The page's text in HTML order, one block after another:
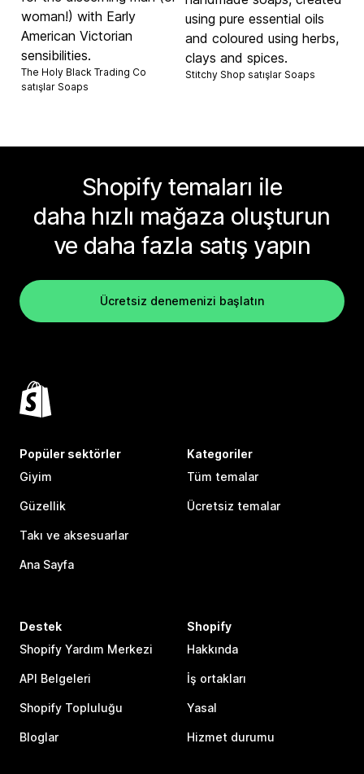
woman!) with Early
American Victorian
sensibilities.
The Holy Black Trading Co
satışlar Soaps
using pure essential oils
and coloured using herbs,
clays and spices.
Stitchy Shop satışlar Soaps
Shopify temaları ile
daha hızlı mağaza oluşturun
ve daha fazla satış yapın
Ücretsiz denemenizi başlatın
Popüler sektörler
Giyim
Güzellik
Takı ve aksesuarlar
Ana Sayfa
Kategoriler
Tüm temalar
Ücretsiz temalar
Destek
Shopify Yardım Merkezi
API Belgeleri
Shopify Topluluğu
Bloglar
Shopify
Hakkında
İş ortakları
Yasal
Hizmet durumu